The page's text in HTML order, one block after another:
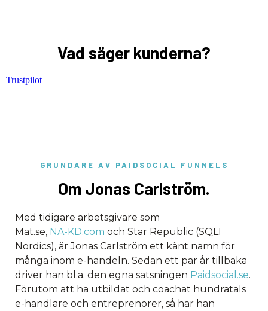
Vad säger kunderna?
Trustpilot
GRUNDARE AV PAIDSOCIAL FUNNELS
Om Jonas Carlström.
Med tidigare arbetsgivare som
Mat.se, NA-KD.com och Star Republic (SQLI
Nordics), är Jonas Carlström ett känt namn för
många inom e-handeln. Sedan ett par år tillbaka
driver han bl.a. den egna satsningen Paidsocial.se.
Förutom att ha utbildat och coachat hundratals
e-handlare och entreprenörer, så har han